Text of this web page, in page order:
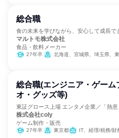
総合職
食の未来を学びながら、安心して成長で
マルトモ株式会社
食品・飲料メーカー
27年卒 北海道、宮城県、埼玉県、東京都、愛知県、大阪府、広島県、愛媛県、福岡県
総合職(エンジニア・ゲーム
オ・グッズ等)
東証グロース上場 エンタメ企業／「熱
株式会社coly
ゲーム制作・販売
27年卒 東京都 IT、経理/税務/財務、人事、総務、広報